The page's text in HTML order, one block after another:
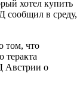
хотел купить
сообщил в среду,
том, что
теракта
Австрии о